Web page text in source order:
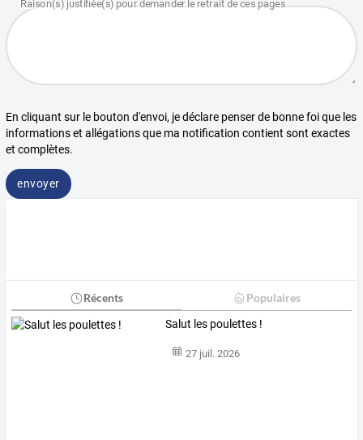
En cliquant sur le bouton d'envoi, je déclare penser de bonne foi que les
informations et allégations que ma notification contient sont exactes
et complètes.
envoyer
Récents Populaires
Salut les poulettes !
27 juil. 2026